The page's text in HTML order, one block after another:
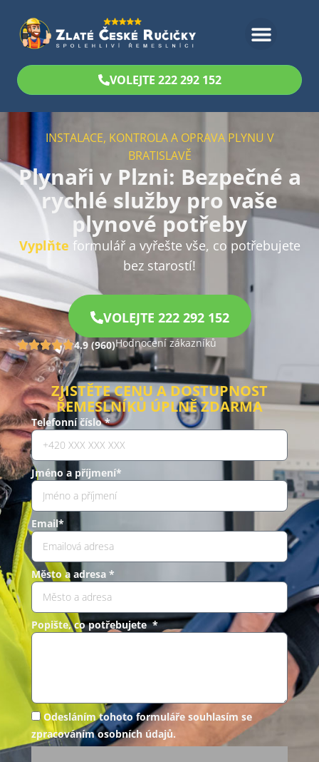
VOLEJTE 222 292 152
INSTALACE, KONTROLA A OPRAVA PLYNU V
BRATISLAVĚ
Plynaři v Plzni: Bezpečné a
rychlé služby pro vaše
plynové potřeby
Vyplňte formulář a vyřešte vše, co potřebujete
bez starostí!
VOLEJTE 222 292 152
4.9 (960)Hodnocení zákazníků
ZJISTĚTE CENU A DOSTUPNOST
ŘEMESLNÍKŮ ÚPLNĚ ZDARMA
Telefonní číslo *
Jméno a příjmení*
Email*
Město a adresa *
Popište, co potřebujete *
Odesláním tohoto formuláře souhlasím se
zpracováním osobních údajů.